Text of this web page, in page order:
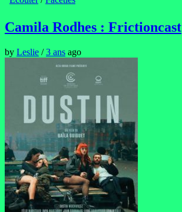
Camila Rodhes : Frictioncast
by Leslie /3 ans ago